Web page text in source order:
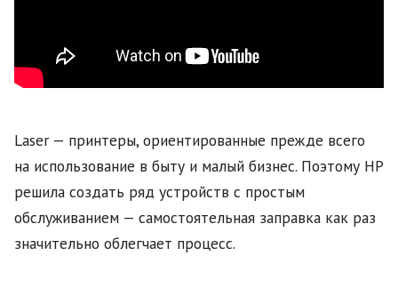
Laser — принтеры, ориентированные прежде всего
на использование в быту и малый бизнес. Поэтому HP
решила создать ряд устройств с простым
обслуживанием — самостоятельная заправка как раз
значительно облегчает процесс.